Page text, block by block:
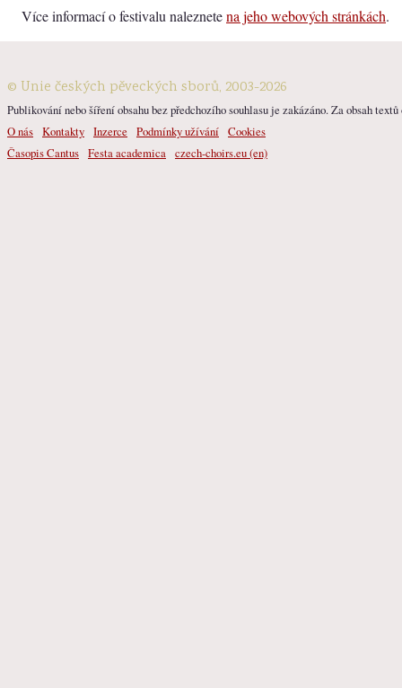
Více informací o festivalu naleznetena jeho webových stránkách.
© Unie českých pěveckých sborů, 2003-2026
Publikování nebo šíření obsahu bez předchozího souhlasu je zakázáno. Za obsah
O nás Kontakty Inzerce Podmínky užívání Cookies
Časopis Cantus Festa academica czech-choirs.eu (en)